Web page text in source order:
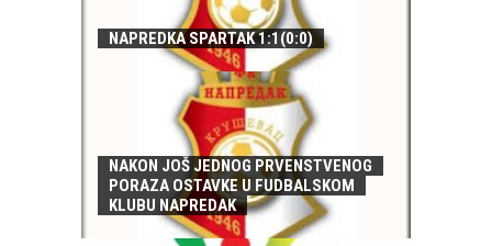
NAPREDKA SPARTAK 1:1(0:0)
NAKON JOŠ JEDNOG PRVENSTVENOG
PORAZA OSTAVKE U FUDBALSKOM
KLUBU NAPREDAK